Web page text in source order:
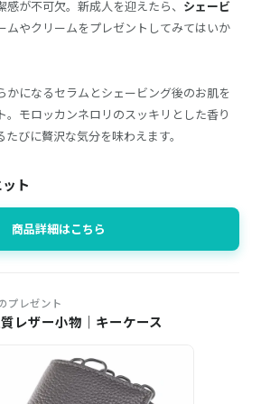
が不可欠。新成人を迎えたら、 シェービ
ムやクリームをプレゼントしてみてはいか
かになるセラムとシェービング後のお肌を
。モロッカンネロリのスッキリとした香り
びに贅沢な気分を味わえます。
ト
商品詳細はこちら
プレゼント
レザー小物｜キーケース